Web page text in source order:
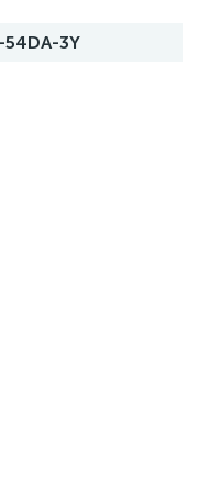
54DA-3Y